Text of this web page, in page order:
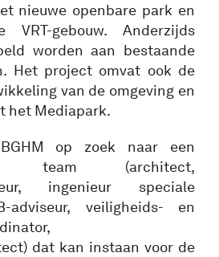
nieuwe openbare park en
VRT-gebouw. Anderzijds
worden aan bestaande
Het project omvat ook de
van de omgeving en
het Mediapark.
op zoek naar een
team (architect,
ingenieur speciale
adviseur, veiligheids- en
dat kan instaan voor de